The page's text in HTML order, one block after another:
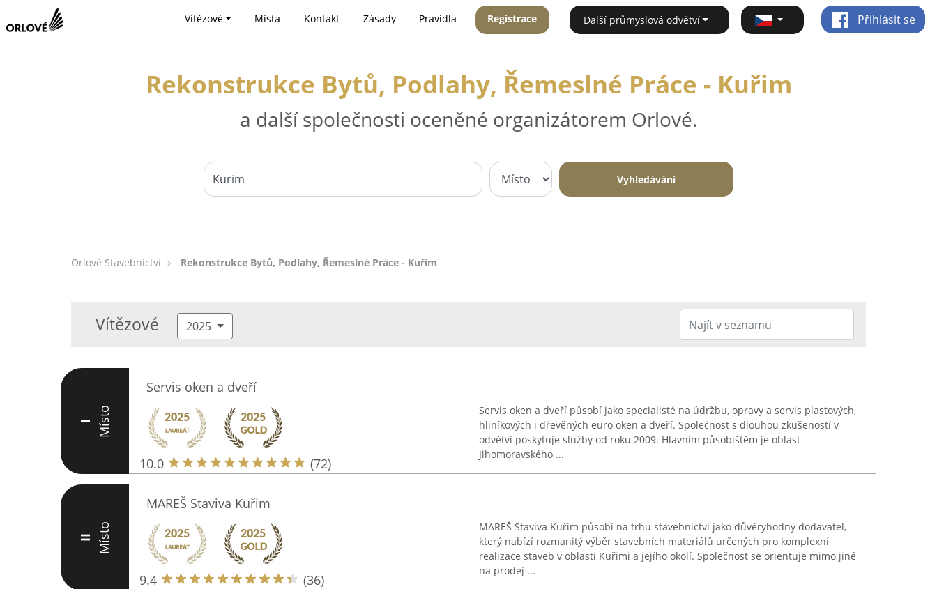
Vítězové Místa Kontakt Zásady Pravidla Registrace Další průmyslová odvětví Přihlásit se
Rekonstrukce Bytů, Podlahy, Řemeslné Práce - Kuřim
a další společnosti oceněné organizátorem Orlové.
Vyhledávání
Orlové Stavebnictví Rekonstrukce Bytů, Podlahy, Řemeslné Práce - Kuřim
Vítězové 2025
I Místo
Servis oken a dveří
10.0 (72)
Servis oken a dveří působí jako specialisté na údržbu, opravy a servis plastových,
hliníkových i dřevěných euro oken a dveří. Společnost s dlouhou zkušeností v
odvětví poskytuje služby od roku 2009. Hlavním působištěm je oblast
Jihomoravského ...
II Místo
MAREŠ Staviva Kuřim
9.4 (36)
MAREŠ Staviva Kuřim působí na trhu stavebnictví jako důvěryhodný dodavatel,
který nabízí rozmanitý výběr stavebních materiálů určených pro komplexní
realizace staveb v oblasti Kuřimi a jejího okolí. Společnost se orientuje mimo jiné
na prodej ...